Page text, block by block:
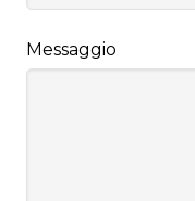
Messaggio